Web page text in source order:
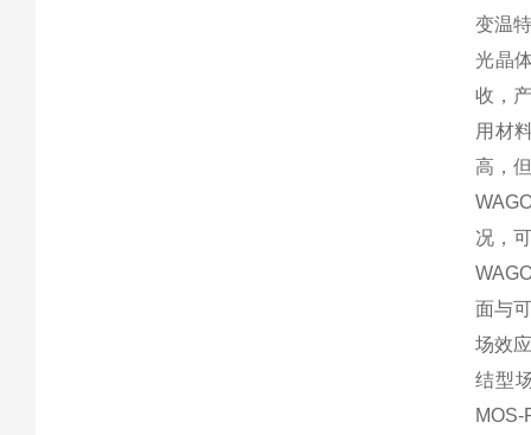
变温
光晶
收，
用材
高，
况，
面与
场效
结型